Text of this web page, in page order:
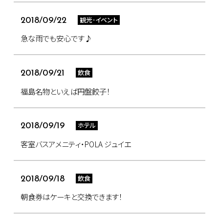
2018/09/22 観光･イベント
急な雨でも安心です♪
2018/09/21 飲食
福島名物といえば円盤餃子！
2018/09/19 ホテル
客室バスアメニティ・POLA ジュイエ
2018/09/18 飲食
朝食券はケーキと交換できます！